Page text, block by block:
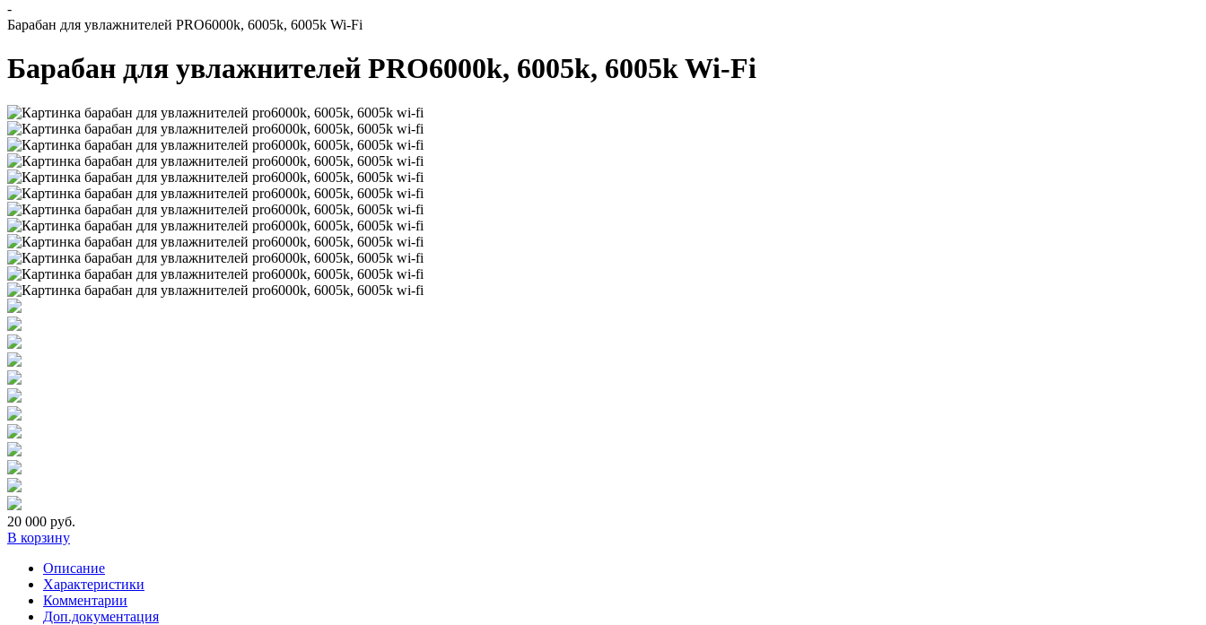
-
Барабан для увлажнителей PRO6000k, 6005k, 6005k Wi-Fi
Барабан для увлажнителей PRO6000k, 6005k, 6005k Wi-Fi
20 000 руб.
В корзину
Описание
Характеристики
Комментарии
Доп.документация